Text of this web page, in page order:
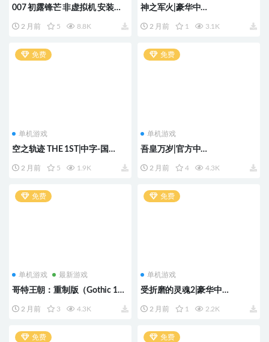
007 初露锋芒 非虚拟机 安装即
文|Build.23531465+预购特典
2 月前 5 8.8K
神之军火|豪华中
2 月前 1 3.1K
免费
单机游戏
空之轨迹 THE 1ST|中字-国
+全DLC-支持手柄
2 月前 5 1.9K
免费
单机游戏
吾皇万岁|官方中
2 月前 4 4.3K
免费
单机游戏 最新游戏
哥特王朝：重制版（Gothic 1
2 月前 3 4.3K
免费
单机游戏
受折磨的灵魂2|豪华中
+全DLC
2 月前 1 2.2K
免费 免费